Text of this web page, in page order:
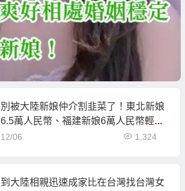
別被大陸新娘仲介割韭菜了！東北新娘
6.5萬人民幣、福建新娘6萬人民幣輕鬆
娶！
12/06 1,324
到大陸相親迅速成家比在台灣找台灣女